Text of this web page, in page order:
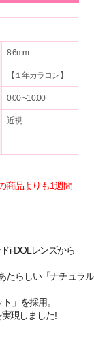
8.6mm
【１年カラコン】
0.00~-10.00
近視
商品よりも1週間
i-DOLレンズから
たらしい「ナチュラル
」を採用。
現しました!